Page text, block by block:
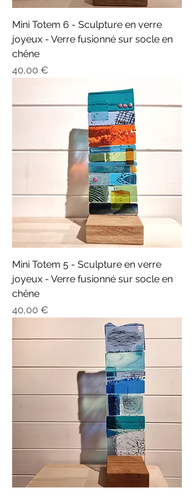
Mini Totem 6 - Sculpture en verre
joyeux - Verre fusionné sur socle en
chêne
Prix
40,00 €
Mini Totem 5 - Sculpture en verre
joyeux - Verre fusionné sur socle en
chêne
Prix
40,00 €